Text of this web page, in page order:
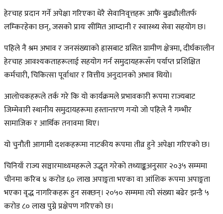
हेरचाह प्रदान गर्ने अपेक्षा गरिएका धेरै सेवानिवृत्तहरू आफैं बुढ्यौलीतर्फ
लम्किरहेका छन्, जसको प्रायः सीमित आम्दानी र स्वास्थ्य सेवा सहयोग छ।
पहिले नै श्रम अभाव र जनसंख्याको ह्रासबाट ग्रसित ग्रामीण क्षेत्रमा, दीर्घकालीन
हेरचाह आवश्यकताहरूलाई सहयोग गर्न समुदायहरूसँग पर्याप्त प्रशिक्षित
कर्मचारी, चिकित्सा पूर्वाधार र वित्तीय अनुदानको अभाव थियो।
आलोचकहरूले तर्क गरे कि यो कार्यक्रमले प्रभावकारी रूपमा राज्यबाट
जिम्मेवारी स्थानीय समुदायहरूमा हस्तान्तरण गर्‍यो जो पहिले नै गम्भीर
सामाजिक र आर्थिक तनावमा थिए।
यो चुनौती आगामी दशकहरूमा नाटकीय रूपमा तीव्र हुने अपेक्षा गरिएको छ।
चिनियाँ राज्य सञ्चारमाध्यमहरूले उद्धृत गरेको तथ्याङ्कअनुसार २०३५ सम्ममा
चीनमा करिब ४ करोड ६० लाख अपाङ्गता भएका वा आंशिक रूपमा अपाङ्गता
भएका वृद्ध नागरिकहरू हुन सक्छन्। २०५० सम्ममा त्यो संख्या बढेर झन्डै ५
करोड ८० लाख पुग्ने प्रक्षेपण गरिएको छ।